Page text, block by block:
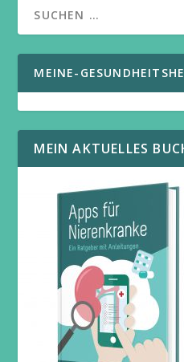
MEINE-
MEIN AKTUELLES